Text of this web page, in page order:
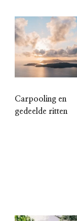
Carpooling en
gedeelde ritten